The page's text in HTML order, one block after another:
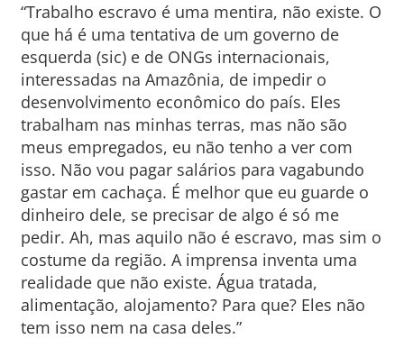
“Trabalho escravo é uma mentira, não existe. O
que há é uma tentativa de um governo de
esquerda (sic) e de ONGs internacionais,
interessadas na Amazônia, de impedir o
desenvolvimento econômico do país. Eles
trabalham nas minhas terras, mas não são
meus empregados, eu não tenho a ver com
isso. Não vou pagar salários para vagabundo
gastar em cachaça. É melhor que eu guarde o
dinheiro dele, se precisar de algo é só me
pedir. Ah, mas aquilo não é escravo, mas sim o
costume da região. A imprensa inventa uma
realidade que não existe. Água tratada,
alimentação, alojamento? Para que? Eles não
tem isso nem na casa deles.”